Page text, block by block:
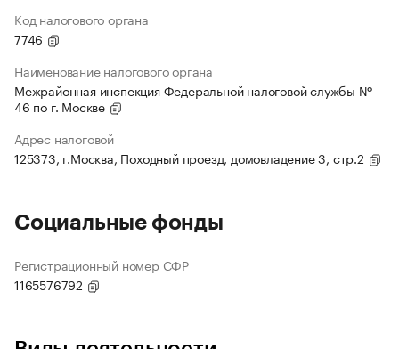
Код налогового органа
7746
Наименование налогового органа
Межрайонная инспекция Федеральной налоговой службы №
46 по г. Москве
Адрес налоговой
125373, г.Москва, Походный проезд, домовладение 3, стр.2
Социальные фонды
Регистрационный номер СФР
1165576792